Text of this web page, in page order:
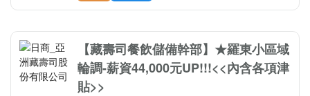
【藏壽司餐飲儲備幹部】★羅東小區域
輪調-薪資44,000元UP!!!<<內含各項津
貼>>